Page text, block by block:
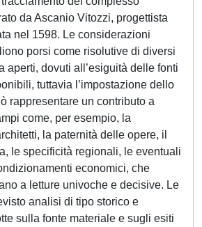
da Ascanio Vitozzi, progettista
nel 1598. Le considerazioni
porsi come risolutive di diversi
aperti, dovuti all’esiguità delle fonti
tuttavia l’impostazione dello
rappresentare un contributo a
come, per esempio, la
la paternità delle opere, il
le specificità regionali, le eventuali
economici, che
a letture univoche e decisive. Le
analisi di tipo storico e
sulla fonte materiale e sugli esiti